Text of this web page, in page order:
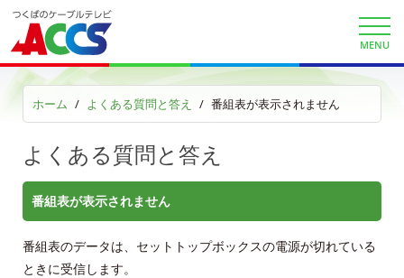
MENU
ホーム よくある質問と答え 番組表が表示されません
よくある質問と答え
番組表が表示されません
番組表のデータは、セットトップボックスの電源が切れている
ときに受信します。
ACCSお客さま限定au・UQ割引クーポン
auまとめトーク
au自宅割
KDDI電話 auで着信確認
KDDIケーブルプラス電話サイト
auお客様サポート